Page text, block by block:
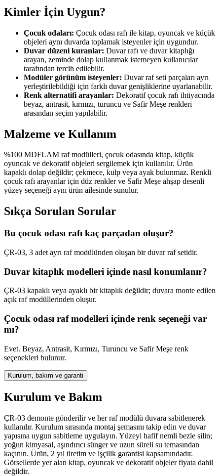
Kimler İçin Uygun?
Çocuk odaları: Çocuk odası rafı ile kitap, oyuncak ve küçük
objeleri aynı duvarda toplamak isteyenler için uygundur.
Duvar düzeni kuranlar: Duvar rafı ve duvar kitaplığı
arayan, zeminde dolap kullanmak istemeyen kullanıcılar
tarafından tercih edilebilir.
Modüler görünüm isteyenler: Duvar raf seti parçaları ayrı
yerleştirilebildiği için farklı duvar genişliklerine uyarlanabilir.
Renk alternatifi arayanlar: Dekoratif çocuk rafı ihtiyacında
beyaz, antrasit, kırmızı, turuncu ve Safir Meşe renkleri
arasından seçim yapılabilir.
Malzeme ve Kullanım
%100 MDFLAM raf modülleri, çocuk odasında kitap, küçük
oyuncak ve dekoratif objeleri sergilemek için kullanılır. Ürün
kapaklı dolap değildir; çekmece, kulp veya ayak bulunmaz. Renkli
çocuk rafı arayanlar için düz renkler ve Safir Meşe ahşap desenli
yüzey seçeneği aynı ürün ailesinde sunulur.
Sıkça Sorulan Sorular
Bu çocuk odası rafı kaç parçadan oluşur?
ÇR-03, 3 adet ayrı raf modülünden oluşan bir duvar raf setidir.
Duvar kitaplık modelleri içinde nasıl konumlanır?
ÇR-03 kapaklı veya ayaklı bir kitaplık değildir; duvara monte edilen
açık raf modüllerinden oluşur.
Çocuk odası raf modelleri içinde renk seçeneği var
mı?
Evet. Beyaz, Antrasit, Kırmızı, Turuncu ve Safir Meşe renk
seçenekleri bulunur.
Kurulum, bakım ve garanti
Kurulum ve Bakım
ÇR-03 demonte gönderilir ve her raf modülü duvara sabitlenerek
kullanılır. Kurulum sırasında montaj şemasını takip edin ve duvar
yapısına uygun sabitleme uygulayın. Yüzeyi hafif nemli bezle silin;
yoğun kimyasal, aşındırıcı sünger ve uzun süreli su temasından
kaçının. Ürün, 2 yıl üretim ve işçilik garantisi kapsamındadır.
Görsellerde yer alan kitap, oyuncak ve dekoratif objeler fiyata dahil
değildir.